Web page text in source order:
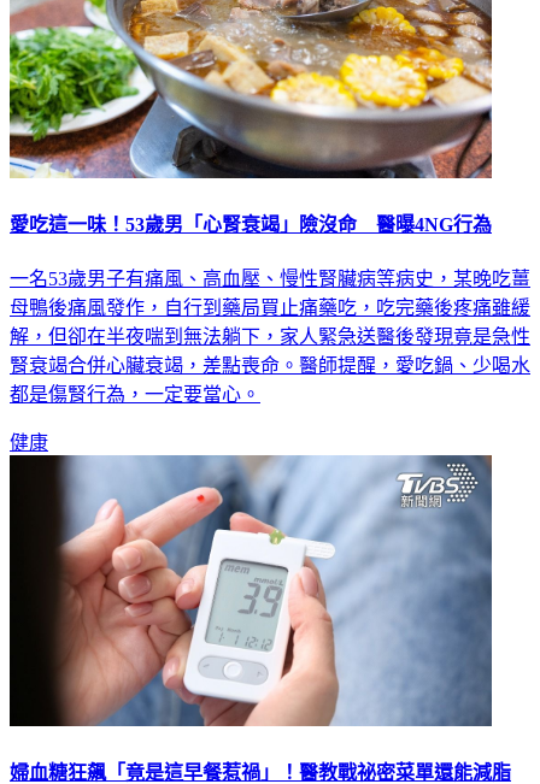
一名53歲男子有痛風、高血壓、慢性腎臟病等病史，某晚吃薑
母鴨後痛風發作，自行到藥局買止痛藥吃，吃完藥後疼痛雖緩
解，但卻在半夜喘到無法躺下，家人緊急送醫後發現竟是急性
腎衰竭合併心臟衰竭，差點喪命。醫師提醒，愛吃鍋、少喝水